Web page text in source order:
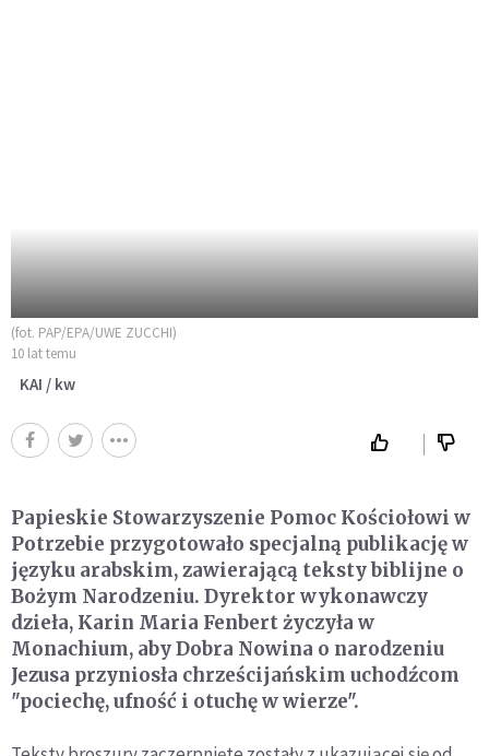
(fot. PAP/EPA/UWE ZUCCHI)
10 lat temu
KAI / kw
Papieskie Stowarzyszenie Pomoc Kościołowi w
Potrzebie przygotowało specjalną publikację w
języku arabskim, zawierającą teksty biblijne o
Bożym Narodzeniu. Dyrektor wykonawczy
dzieła, Karin Maria Fenbert życzyła w
Monachium, aby Dobra Nowina o narodzeniu
Jezusa przyniosła chrześcijańskim uchodźcom
"pociechę, ufność i otuchę w wierze".